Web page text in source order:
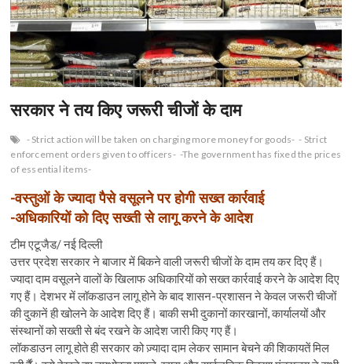
सरकार ने तय किए जरूरी चीजों के दाम
- Strict action will be taken on charging more money for goods- - Strict
enforcement orders given to officers- -The government has fixed the prices
of essential items-
-वस्तुओं के ज्यादा पैसे वसूलने पर होगी सख्त कार्रवाई
-अधिकारियों को दिए सख्ती से लागू करने के आदेश
टीम एटूजैड/ नई दिल्ली
उत्तर प्रदेश सरकार ने बाजार में बिकने वाली जरूरी चीजों के दाम तय कर दिए हैं।
ज्यादा दाम वसूलने वालों के खिलाफ अधिकारियों को सख्त कार्रवाई करने के आदेश दिए
गए हैं। देशभर में लॉकडाउन लागू होने के बाद शासन-प्रशासन ने केवल जरूरी चीजों
की दुकानें ही खोलने के आदेश दिए हैं। बाकी सभी दुकानों कारखानों, कार्यालयों और
संस्थानों को सख्ती से बंद रखने के आदेश जारी किए गए हैं।
लॉकडाउन लागू होते ही सरकार को ज़्यादा दाम लेकर सामान बेचने की शिकायतें मिल